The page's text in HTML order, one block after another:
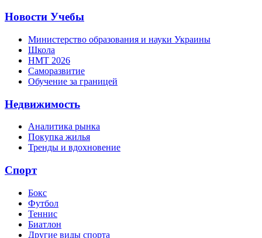
Новости Учебы
Министерство образования и науки Украины
Школа
НМТ 2026
Саморазвитие
Обучение за границей
Недвижимость
Аналитика рынка
Покупка жилья
Тренды и вдохновение
Спорт
Бокс
Футбол
Теннис
Биатлон
Другие виды спорта